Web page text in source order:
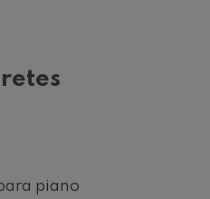
piano